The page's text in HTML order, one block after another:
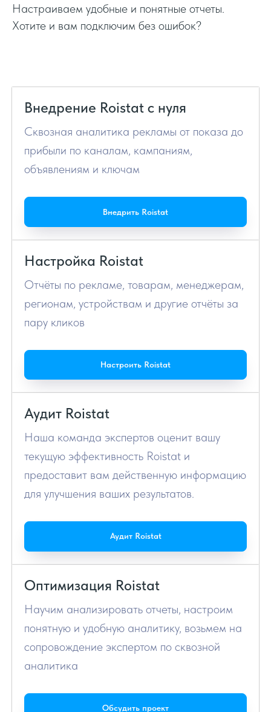
Настраиваем удобные и понятные отчеты.
Хотите и вам подключим без ошибок?
Внедрение Roistat с нуля
Сквозная аналитика рекламы от показа до
прибыли по каналам, кампаниям,
объявлениям и ключам
Внедрить Roistat
Настройка Roistat
Отчёты по рекламе, товарам, менеджерам,
регионам, устройствам и другие отчёты за
пару кликов
Настроить Roistat
Аудит Roistat
Наша команда экспертов оценит вашу
текущую эффективность Roistat и
предоставит вам действенную информацию
для улучшения ваших результатов.
Аудит Roistat
Оптимизация Roistat
Научим анализировать отчеты, настроим
понятную и удобную аналитику, возьмем на
сопровождение экспертом по сквозной
аналитика
Обсудить проект